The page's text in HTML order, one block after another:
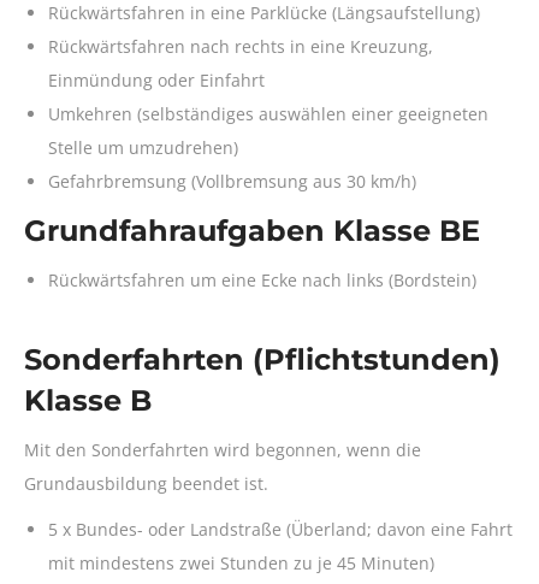
Rückwärtsfahren in eine Parklücke (Längsaufstellung)
Rückwärtsfahren nach rechts in eine Kreuzung,
Einmündung oder Einfahrt
Umkehren (selbständiges auswählen einer geeigneten
Stelle um umzudrehen)
Gefahrbremsung (Vollbremsung aus 30 km/h)
Grundfahraufgaben Klasse BE
Rückwärtsfahren um eine Ecke nach links (Bordstein)
Sonderfahrten (Pflichtstunden)
Klasse B
Mit den Sonderfahrten wird begonnen, wenn die
Grundausbildung beendet ist.
5 x Bundes- oder Landstraße (Überland; davon eine Fahrt
mit mindestens zwei Stunden zu je 45 Minuten)